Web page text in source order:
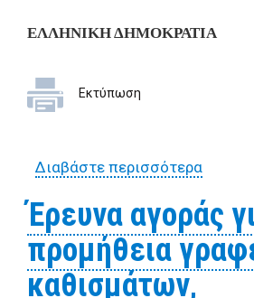
ΕΛΛΗΝΙΚΗ ΔΗΜΟΚΡΑΤΙΑ
Εκτύπωση
Διαβάστε περισσότεραγια
Έρευνα αγοράς
προμήθεια
καθισμάτων,